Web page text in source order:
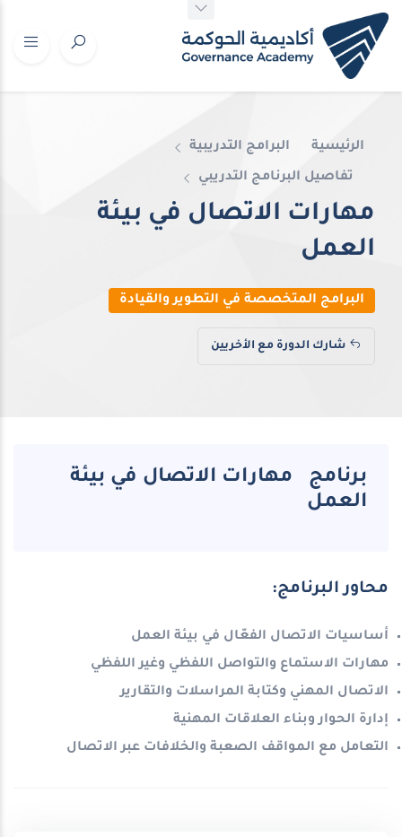
الرئيسية البرامج التدريبية
تفاصيل البرنامج التدريبي
مهارات الاتصال في بيئة
العمل
البرامج المتخصصة في التطوير والقيادة
شارك الدورة مع الأخريين
برنامج مهارات الاتصال في بيئة
العمل
محاور البرنامج:
أساسيات الاتصال الفعّال في بيئة العمل
مهارات الاستماع والتواصل اللفظي وغير اللفظي
الاتصال المهني وكتابة المراسلات والتقارير
إدارة الحوار وبناء العلاقات المهنية
التعامل مع المواقف الصعبة والخلافات عبر الاتصال